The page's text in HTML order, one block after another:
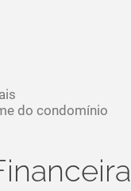
do condomínio